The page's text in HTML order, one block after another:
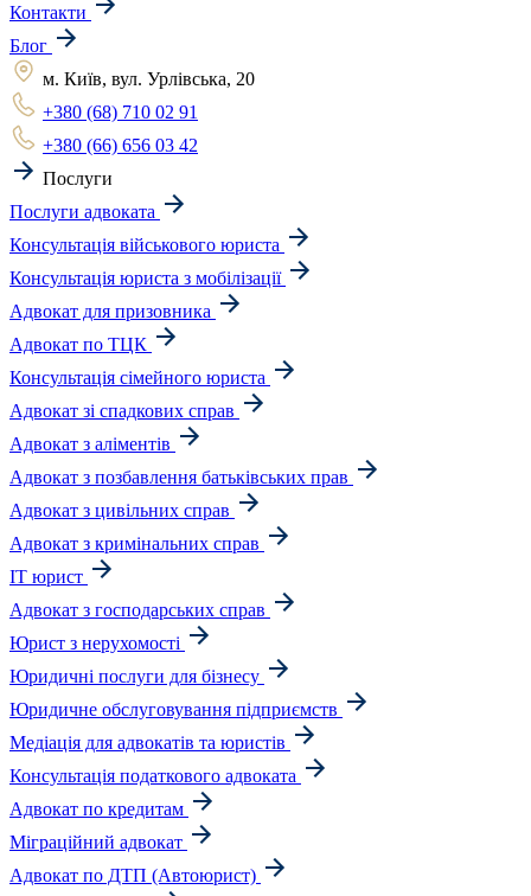
Контакти
Блог
м. Київ, вул. Урлівська, 20
+380 (68) 710 02 91
+380 (66) 656 03 42
Послуги
Послуги адвоката
Консультація військового юриста
Консультація юриста з мобілізації
Адвокат для призовника
Адвокат по ТЦК
Консультація сімейного юриста
Адвокат зі спадкових справ
Адвокат з аліментів
Адвокат з позбавлення батьківських прав
Адвокат з цивільних справ
Адвокат з кримінальних справ
IT юрист
Адвокат з господарських справ
Юрист з нерухомості
Юридичні послуги для бізнесу
Юридичне обслуговування підприємств
Медіація для адвокатів та юристів
Консультація податкового адвоката
Адвокат по кредитам
Міграційний адвокат
Адвокат по ДТП (Автоюрист)